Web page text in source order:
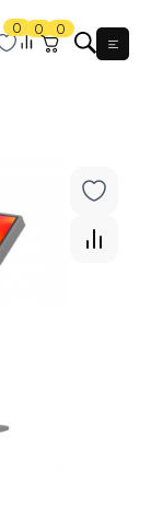
0 0 0